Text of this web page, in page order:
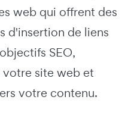
web qui offrent des
d'insertion de liens
SEO,
site web et
votre contenu.